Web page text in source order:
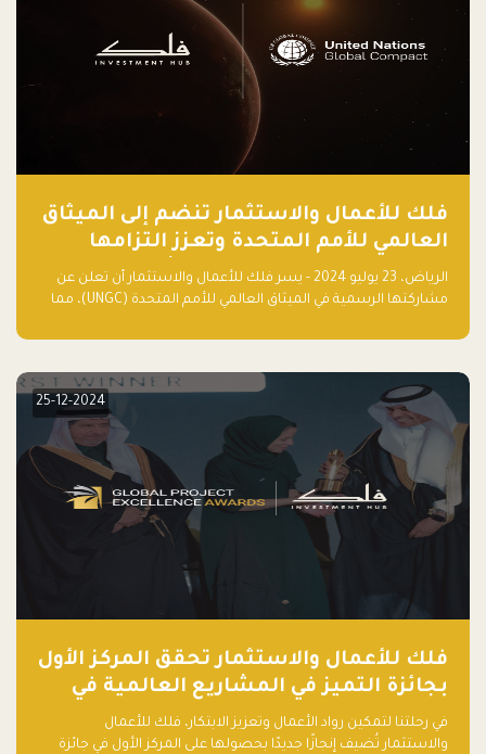
فلك للأعمال والاستثمار تنضم إلى الميثاق
العالمي للأمم المتحدة وتعزز التزامها
بالاستدامة مع مسرعة فلاقشِب: تقنيات
المناخ
الرياض، 23 يوليو 2024 - يسر فلك للأعمال والاستثمار أن تعلن عن
مشاركتها الرسمية في الميثاق العالمي للأمم المتحدة (UNGC)، مما
25-12-2024
فلك للأعمال والاستثمار تحقق المركز الأول
بجائزة التميز في المشاريع العالمية في
ريادة الأعمال الصاعدة لعام ٢٠٢٤
في رحلتنا لتمكين رواد الأعمال وتعزيز الابتكار، فلك للأعمال
والاستثمار تُضيف إنجازًا جديدًا بحصولها على المركز الأول في جائزة